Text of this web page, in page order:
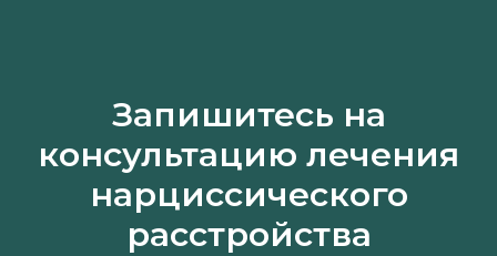
Запишитесь на
консультацию лечения
нарциссического
расстройства